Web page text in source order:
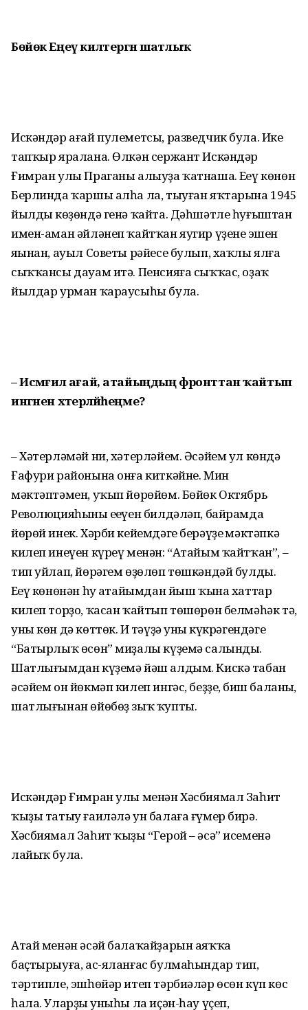
Бөйөк Еңеү килтергән шатлыҡ
Искәндәр ағай пулеметсы, разведчик була. Ике
тапҡыр яралана. Өлкән сержант Искәндәр
Ғимран улы Праганы алыуҙа ҡатнаша. Еңеү көнөн
Берлинда ҡаршы алһа ла, тыуған яҡтарына 1945
йылдың көҙөндә генә ҡайта. Дәһшәтле һуғыштан
имен-аман әйләнеп ҡайтҡан яугир үҙенең эшен
яңынан, ауыл Советы рәйесе булып, хаҡлы ялға
сыҡҡансы дауам итә. Пенсияға сыҡҡас, оҙаҡ
йылдар урман ҡараусыһы була.
– Исмәғил ағай, атайыңдың фронттан ҡайтып
ингәнен хәтерләйһеңме?
– Хәтерләмәй ни, хәтерләйем. Әсәйем ул көндә
Ғафури районына онға киткәйне. Мин
мәктәптәмен, уҡып йөрөйөм. Бөйөк Октябрь
Революцияһының еңеүен бил­дәләп, байрамда
йөрөй инек. Хәрби ке­йемдәге берәүҙең мәктәпкә
килеп инеүен күреү менән: “Атайым ҡайтҡан”, –
тип уйлап, йөрәгем өҙөлөп төшкәндәй булды.
Еңеү көнөнән һуң атайымдан йыш ҡына хаттар
килеп торҙо, ҡасан ҡайтып төшөрөн белмәһәк тә,
уны көн дә көттөк. Иң тәүҙә уның күкрәгендәге
“Батырлыҡ өсөн” миҙалы күҙемә салынды.
Шатлығымдан күҙемә йәш алдым. Кискә табан
әсәйем он йөкмәп килеп ингәс, беҙҙең, биш баланың,
шатлығынан өйөбөҙ зыҡ ҡупты.
Искәндәр Ғимран улы менән Хәсбиямал Заһит
ҡыҙы татыу ғаиләлә ун балаға ғүмер бирә.
Хәсбиямал Заһит ҡыҙы “Герой – әсә” исеменә
лайыҡ була.
Атай менән әсәй балаҡайҙарын аяҡҡа
баҫтырыуға, ас-яланғас булмаһындар тип,
тәртипле, эшһөйәр итеп тәрбиәләр өсөн күп көс
һала. Уларҙың уныһы ла иҫән-һау үҫеп,